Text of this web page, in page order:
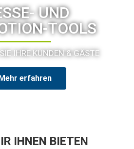
UND
TOOLS
IHRE KUNDEN & GÄSTE
erfahren
IHNEN BIETEN